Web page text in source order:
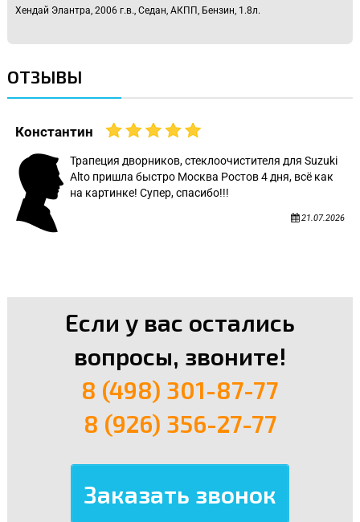
Хендай Элантра, 2006 г.в., Седан, АКПП, Бензин, 1.8л.
ОТЗЫВЫ
Константин
Трапеция дворников, стеклоочистителя для Suzuki
Alto пришла быстро Москва Ростов 4 дня, всё как
на картинке! Супер, спасибо!!!
21.07.2026
Если у вас остались
вопросы, звоните!
8 (498) 301-87-77
8 (926) 356-27-77